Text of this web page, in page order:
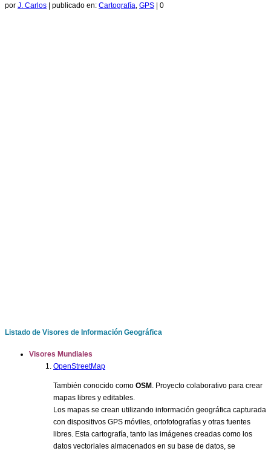
por J. Carlos | publicado en: Cartografía GPS | 0
Listado de Visores de Información Geográfica
Visores Mundiales
OpenStreetMap
También conocido como OSM . Proyecto colaborativo para crear
mapas libres y editables.
Los mapas se crean utilizando información geográfica capturada
con dispositivos GPS móviles, ortofotografías y otras fuentes
libres. Esta cartografía, tanto las imágenes creadas como los
datos vectoriales almacenados en su base de datos, se